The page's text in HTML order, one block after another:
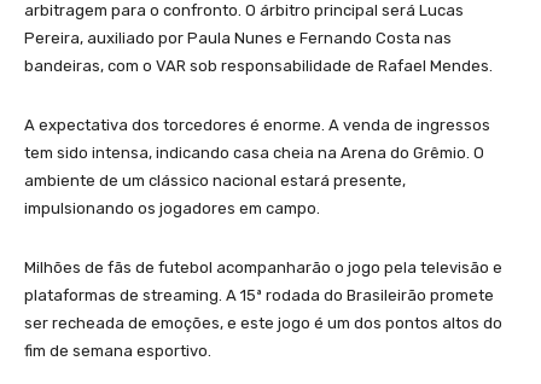
arbitragem para o confronto. O árbitro principal será Lucas
Pereira, auxiliado por Paula Nunes e Fernando Costa nas
bandeiras, com o VAR sob responsabilidade de Rafael Mendes.
A expectativa dos torcedores é enorme. A venda de ingressos
tem sido intensa, indicando casa cheia na Arena do Grêmio. O
ambiente de um clássico nacional estará presente,
impulsionando os jogadores em campo.
Milhões de fãs de futebol acompanharão o jogo pela televisão e
plataformas de streaming. A 15ª rodada do Brasileirão promete
ser recheada de emoções, e este jogo é um dos pontos altos do
fim de semana esportivo.